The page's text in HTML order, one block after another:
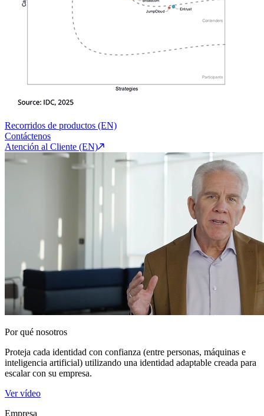
Recorridos de productos (EN)
Contáctenos
Atención al Cliente (EN)
Por qué nosotros
Proteja cada identidad con confianza (entre personas, máquinas e
inteligencia artificial) utilizando una identidad adaptable creada para
escalar con su empresa.
Ver vídeo
Empresa